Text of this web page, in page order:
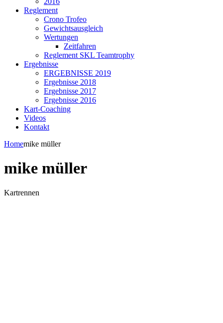
Reglement
Crono Trofeo
Gewichtsausgleich
Wertungen
Zeitfahren
Reglement SKL Teamtrophy
Ergebnisse
ERGEBNISSE 2019
Ergebnisse 2018
Ergebnisse 2017
Ergebnisse 2016
Kart-Coaching
Videos
Kontakt
Homemike müller
mike müller
Kartrennen